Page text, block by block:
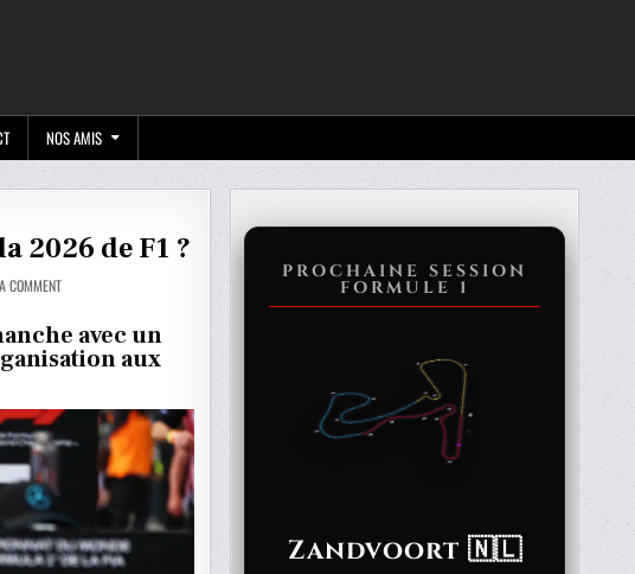
NOS AMIS
2026 de F1 ?
COMMENTON
HEURE
DÉMARRE
LE
GP
2026
F1
avec un
aux
PROCHAINE SESSION
FORMULE 1
Zandvoort 🇳🇱